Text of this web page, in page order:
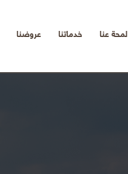
لمحة عنا خدماتنا عروضنا